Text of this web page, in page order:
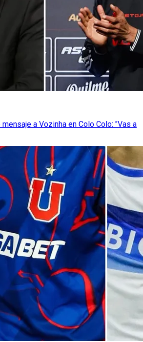
a Vozinha en Colo Colo: "Vas a